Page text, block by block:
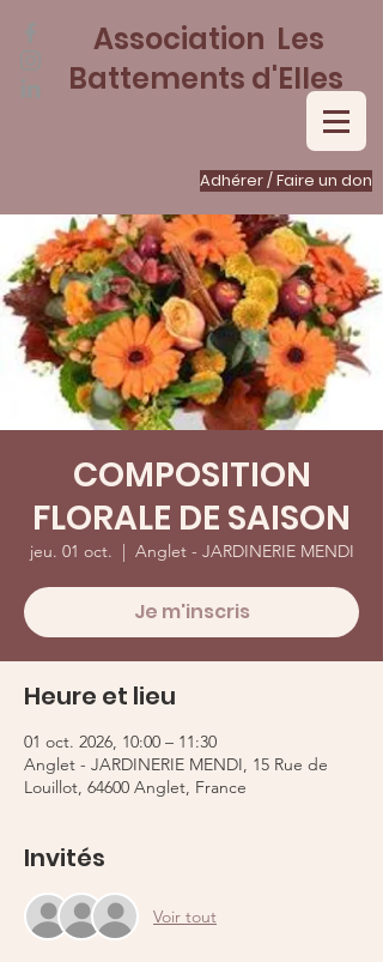
Adhérer / Faire un don
Association Les
Battements d'Elles
COMPOSITION
FLORALE DE SAISON
jeu. 01 oct.
  |
Anglet - JARDINERIE MENDI
Je m'inscris
Heure et lieu
01 oct. 2026, 10:00 – 11:30
Anglet - JARDINERIE MENDI, 15 Rue de
Louillot, 64600 Anglet, France
Invités
Voir tout